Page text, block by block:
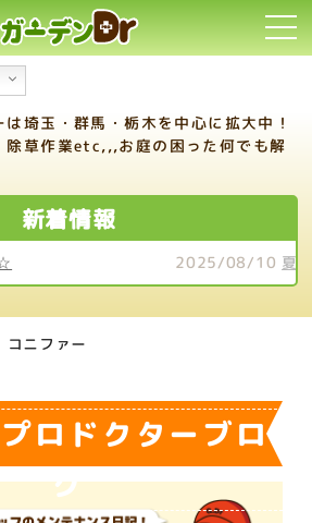
埼玉・群馬・栃木を中心に拡大中！
除草作業etc,,,お庭の困った何でも解
新着情報
休業のお知らせ（8/13～16）
コニファー
ロドクターブロ
グ